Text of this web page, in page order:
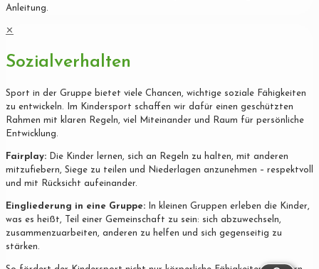
Anleitung.
✕
Sozialverhalten
Sport in der Gruppe bietet viele Chancen, wichtige soziale Fähigkeiten
zu entwickeln. Im Kindersport schaffen wir dafür einen geschützten
Rahmen mit klaren Regeln, viel Miteinander und Raum für persönliche
Entwicklung.
Fairplay: Die Kinder lernen, sich an Regeln zu halten, mit anderen
mitzufiebern, Siege zu teilen und Niederlagen anzunehmen – respektvoll
und mit Rücksicht aufeinander.
Eingliederung in eine Gruppe: In kleinen Gruppen erleben die Kinder,
was es heißt, Teil einer Gemeinschaft zu sein: sich abzuwechseln,
zusammenzuarbeiten, anderen zu helfen und sich gegenseitig zu
stärken.